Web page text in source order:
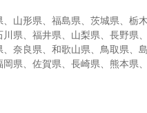
山形県、福島県、茨城県、栃
県、福井県、山梨県、長野県
奈良県、和歌山県、鳥取県、島
県、佐賀県、長崎県、熊本県